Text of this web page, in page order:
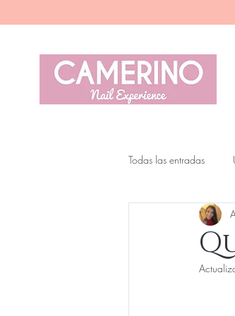
Todas las entradas